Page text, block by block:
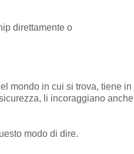
direttamente o
mondo in cui si trova, tiene in
li incoraggiano anche
modo di dire.